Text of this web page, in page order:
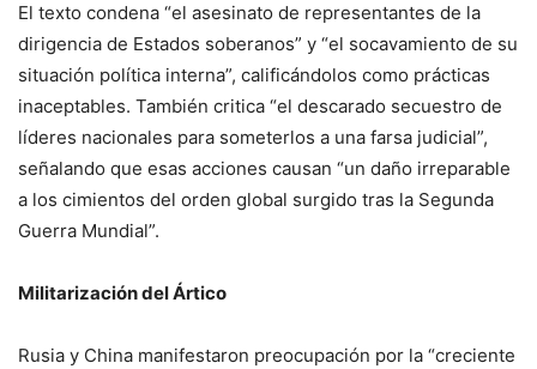
El texto condena “el asesinato de representantes de la
dirigencia de Estados soberanos” y “el socavamiento de su
situación política interna”, calificándolos como prácticas
inaceptables. También critica “el descarado secuestro de
líderes nacionales para someterlos a una farsa judicial”,
señalando que esas acciones causan “un daño irreparable
a los cimientos del orden global surgido tras la Segunda
Guerra Mundial”.
Militarización del Ártico
Rusia y China manifestaron preocupación por la “creciente